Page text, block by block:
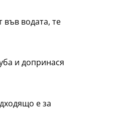
водата, те
и допринася
е за